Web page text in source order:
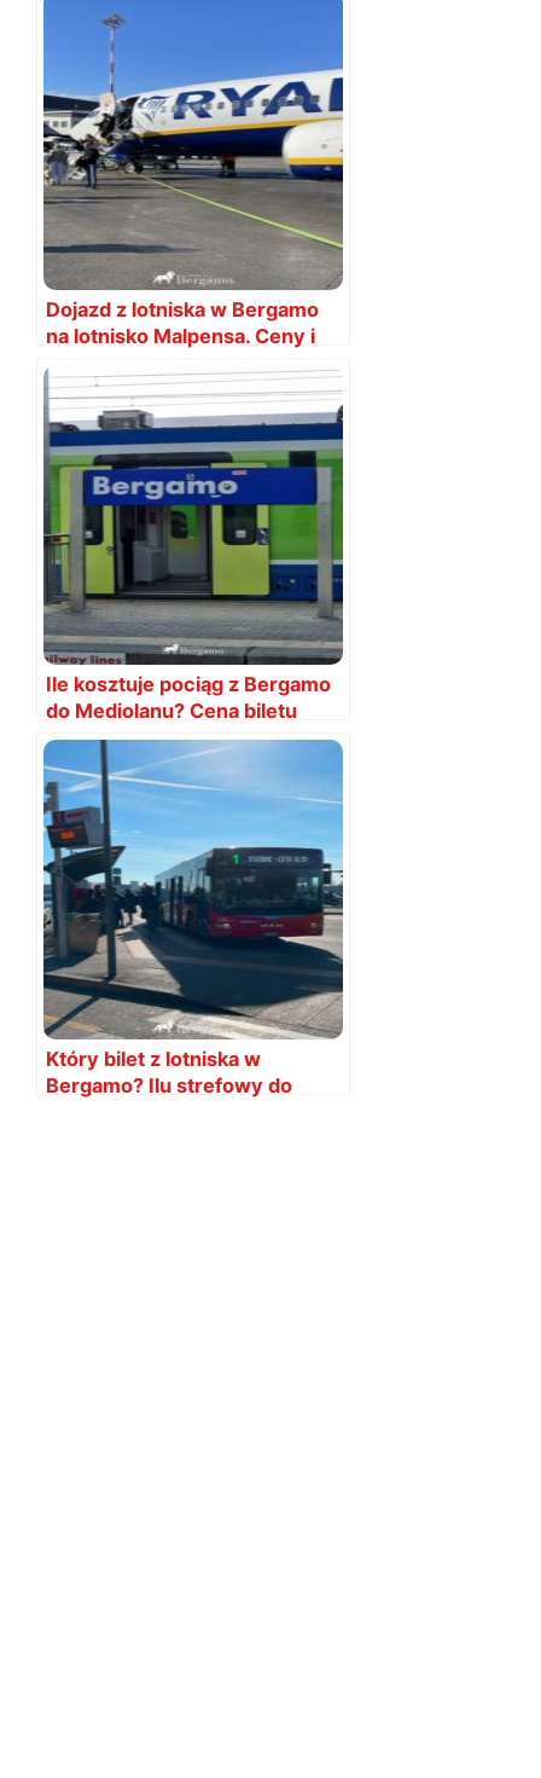
Dojazd z lotniska w Bergamo
na lotnisko Malpensa. Ceny i
rozkłady
Ile kosztuje pociąg z Bergamo
do Mediolanu? Cena biletu
Który bilet z lotniska w
Bergamo? Ilu strefowy do